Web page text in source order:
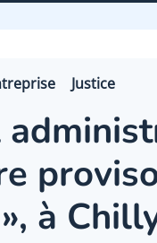
Justice
à